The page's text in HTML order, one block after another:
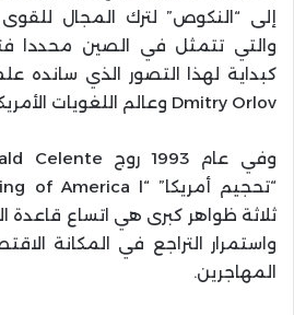
إلى “النكوص” لترك المجال للقوى
كبداية لهذا التصور الذي سانده
Dmitry Orlov وعالم اللغويات الأمريكي تشومسكي وآخرون.
ثلاثة ظواهر كبرى هي اتساع قاعدة
واستمرار التراجع في المكانة
المهاجرين.